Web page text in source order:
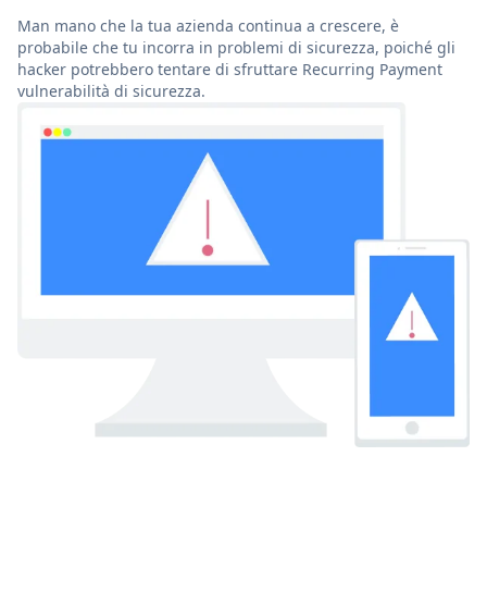
Man mano che la tua azienda continua a crescere, è
probabile che tu incorra in problemi di sicurezza, poiché gli
hacker potrebbero tentare di sfruttare Recurring Payment
vulnerabilità di sicurezza.